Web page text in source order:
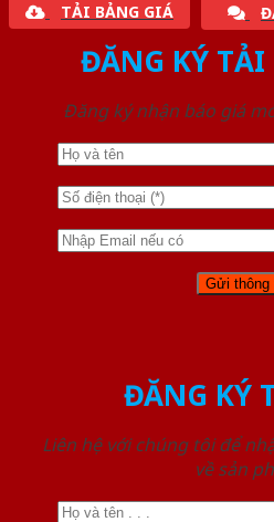
TẢI BẢNG GIÁ
ĐĂNG KÝ
Đăng ký nhận báo giá
ĐĂNG KÝ
Liên hệ với chúng tôi để
về sản